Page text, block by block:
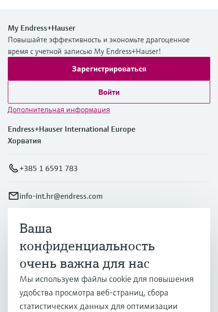
My Endress+Hauser
Повышайте эффективность и экономьте драгоценное
время с учетной записью My Endress+Hauser!
Зарегистрироваться
Войти
Дополнительная информация
Endress+Hauser International Europe
Хорватия
+385 1 6591 783
info-int.hr@endress.com
Продукты и услуги
Отрасли
Поддержка
Ваша
конфиденциальность
очень важна для нас
Мы используем файлы cookie для повышения
удобства просмотра веб-страниц, сбора
статистических данных для оптимизации